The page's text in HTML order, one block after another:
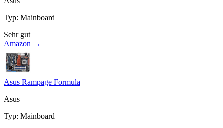
Typ: Mainboard
Sehr gut
Amazon →
Asus Rampage Formula
Asus
Typ: Mainboard